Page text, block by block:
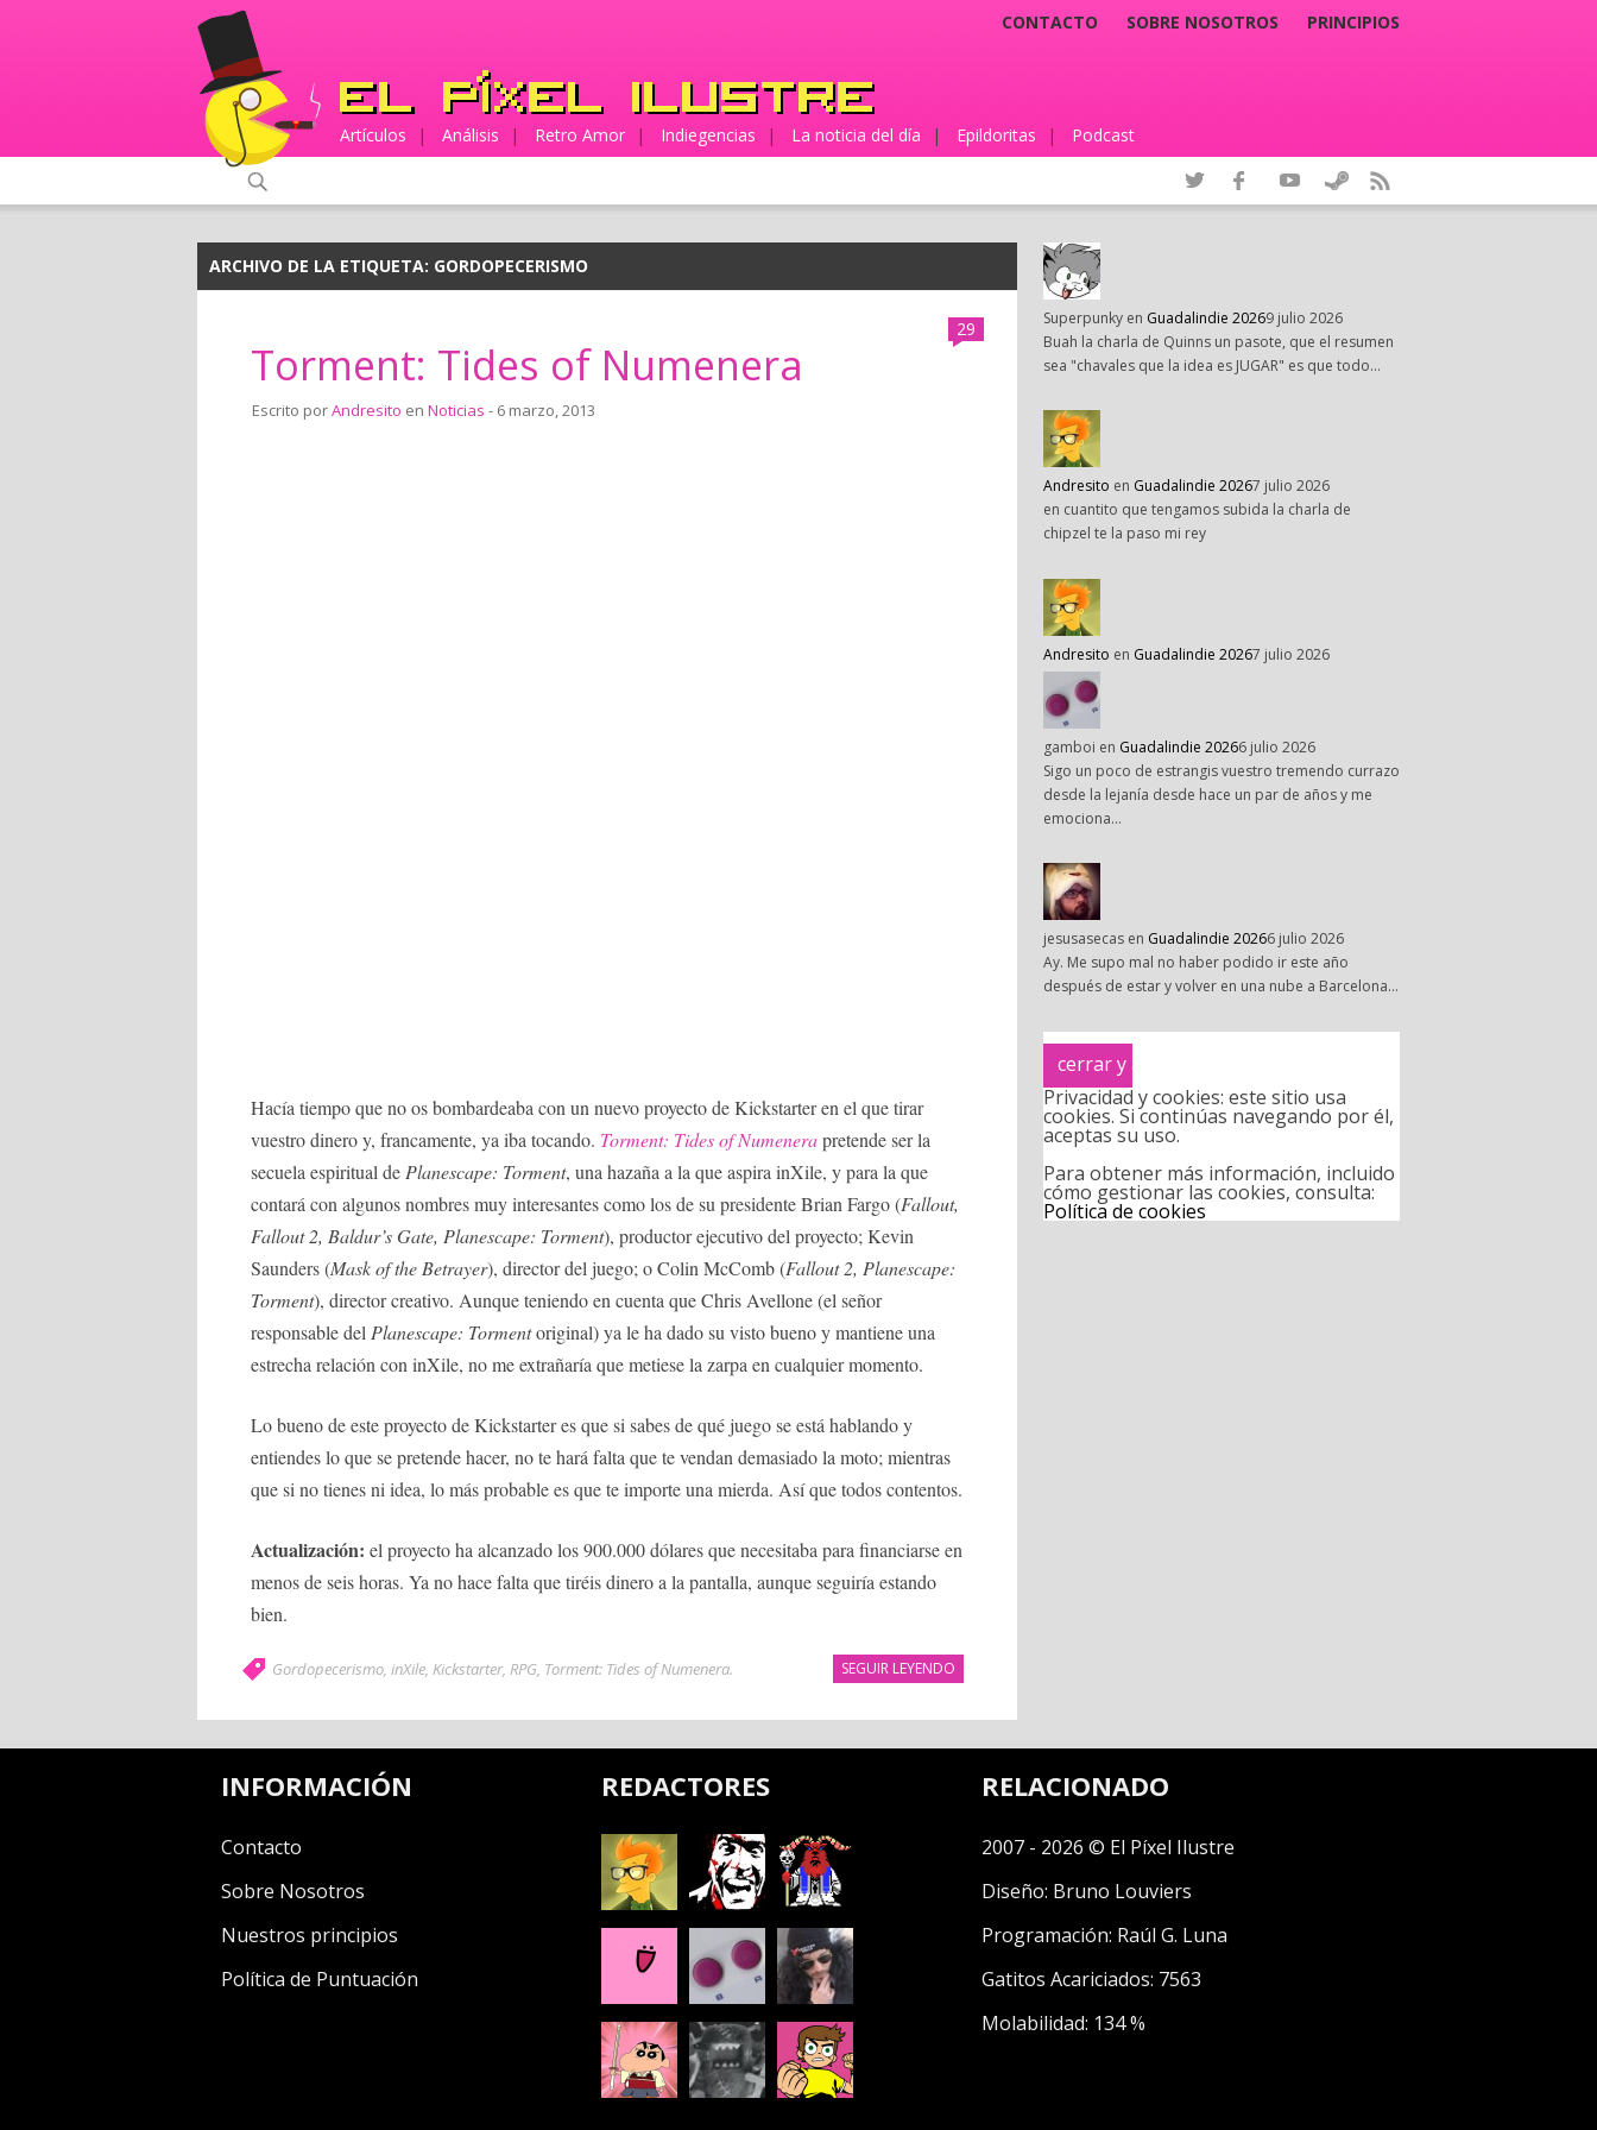
CONTACTO SOBRE NOSOTROS PRINCIPIOS
Artículos | Análisis | Retro Amor | Indiegencias | La noticia del día | Epildoritas | Podcast
ARCHIVO DE LA ETIQUETA: GORDOPECERISMO
29
Torment: Tides of Numenera
Escrito porAndresito en Noticias - 6 marzo, 2013
Hacía tiempo que no os bombardeaba con un nuevo proyecto de Kickstarter en el que tirar
vuestro dinero y, francamente, ya iba tocando. Torment: Tides of Numenerapretende ser la
secuela espiritual dePlanescape: Torment, una hazaña a la que aspira inXile, y para la que
contará con algunos nombres muy interesantes como los de su presidente Brian Fargo (Fallout,
Fallout 2, Baldur’s Gate, Planescape: Torment), productor ejecutivo del proyecto; Kevin
Saunders (Mask of the Betrayer), director del juego; o Colin McComb (Fallout 2, Planescape:
Torment), director creativo. Aunque teniendo en cuenta que Chris Avellone (el señor
responsable delPlanescape: Tormentoriginal) ya le ha dado su visto bueno y mantiene una
estrecha relación con inXile, no me extrañaría que metiese la zarpa en cualquier momento.
Lo bueno de este proyecto de Kickstarter es que si sabes de qué juego se está hablando y
entiendes lo que se pretende hacer, no te hará falta que te vendan demasiado la moto; mientras
que si no tienes ni idea, lo más probable es que te importe una mierda. Así que todos contentos.
Actualización: el proyecto ha alcanzado los 900.000 dólares que necesitaba para financiarse en
menos de seis horas. Ya no hace falta que tiréis dinero a la pantalla, aunque seguiría estando
bien.
SEGUIR LEYENDO
Gordopecerismo, inXile, Kickstarter, RPG, Torment: Tides of Numenera.
Superpunky en Guadalindie 20269 julio 2026
Buah la charla de Quinns un pasote, que el resumen
sea "chavales que la idea es JUGAR" es que todo…
Andresito en Guadalindie 20267 julio 2026
en cuantito que tengamos subida la charla de
chipzel te la paso mi rey
Andresito en Guadalindie 20267 julio 2026
gamboi en Guadalindie 20266 julio 2026
Sigo un poco de estrangis vuestro tremendo currazo
desde la lejanía desde hace un par de años y me
emociona…
jesusasecas en Guadalindie 20266 julio 2026
Ay. Me supo mal no haber podido ir este año
después de estar y volver en una nube a Barcelona…
Privacidad y cookies: este sitio usa
cookies. Si continúas navegando por él,
aceptas su uso.
Para obtener más información, incluido
cómo gestionar las cookies, consulta:
Política de cookies
INFORMACIÓN
Contacto
Sobre Nosotros
Nuestros principios
Política de Puntuación
REDACTORES RELACIONADO
2007 - 2026 © El Píxel Ilustre
Diseño: Bruno Louviers
Programación: Raúl G. Luna
Gatitos Acariciados: 7563
Molabilidad: 134 %